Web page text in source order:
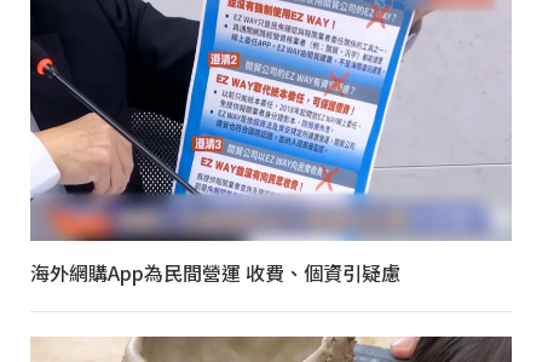
海外網購App為民間營運 收費、個資引疑慮